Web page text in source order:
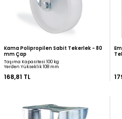
Emes Kauçuk Sabit Tekerlek - 80 mm
Taşıma Kapasitesi 50 kg
Yerden Yükseklik 108 mm
158,74 TL